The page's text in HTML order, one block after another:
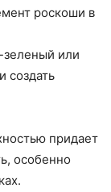
роскоши в
зеленый или
создать
придает
особенно